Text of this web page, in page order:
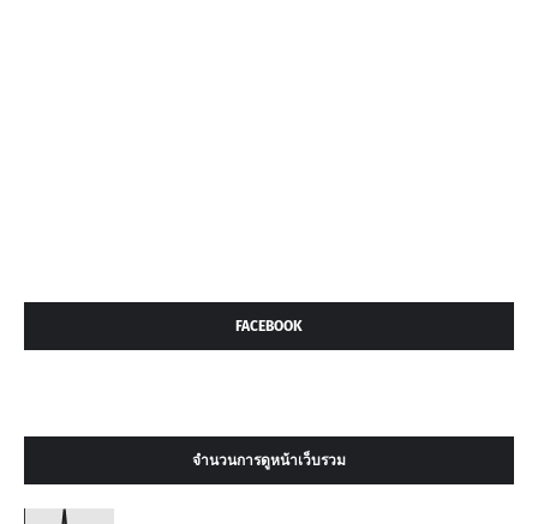
FACEBOOK
จำนวนการดูหน้าเว็บรวม